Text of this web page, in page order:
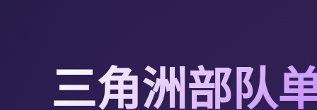
三角洲部队